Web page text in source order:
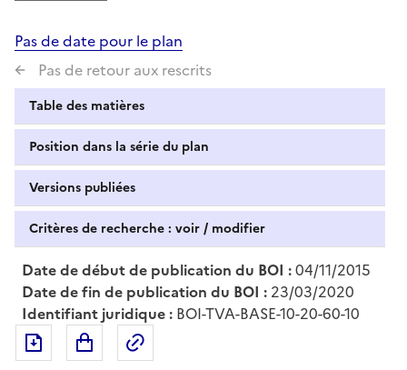
Pas de date pour le plan
Pas de retour aux rescrits
Table des matières
Position dans la série du plan
Versions publiées
Critères de recherche : voir / modifier
Date de début de publication du BOI :04/11/2015
Date de fin de publication du BOI : 23/03/2020
Identifiant juridique : BOI-TVA-BASE-10-20-60-10
Exporter le document au format pdf